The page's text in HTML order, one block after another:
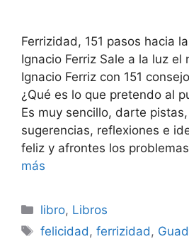
Ferrizidad, 151 pasos hacia
Ignacio Ferriz Sale a la luz el
Ignacio Ferriz con 151
¿Qué es lo que pretendo al
Es muy sencillo, darte
sugerencias, reflexiones e
feliz y afrontes los
más
Categorías
libro, Libros
Etiquetas
felicidad ,ferrizidad ,